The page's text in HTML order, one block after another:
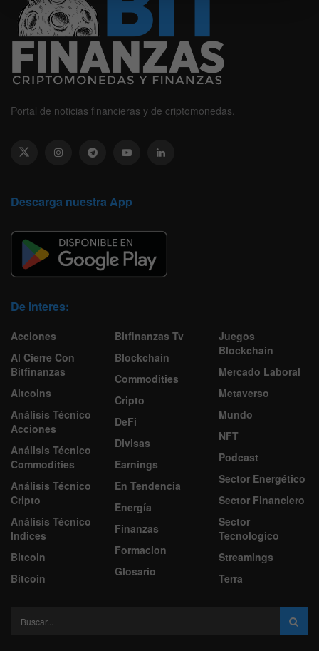
Portal de noticias financieras y de criptomonedas.
Descarga nuestra App
De Interes:
Acciones
Al Cierre Con
Bitfinanzas
Altcoins
Análisis Técnico
Acciones
Análisis Técnico
Commodities
Análisis Técnico
Cripto
Análisis Técnico
Indices
Bitcoin
Bitcoin
Bitfinanzas Tv
Blockchain
Commodities
Cripto
DeFi
Divisas
Earnings
En Tendencia
Energía
Finanzas
Formacion
Glosario
Juegos
Blockchain
Mercado Laboral
Metaverso
Mundo
NFT
Podcast
Sector Energético
Sector Financiero
Sector
Tecnologico
Streamings
Terra